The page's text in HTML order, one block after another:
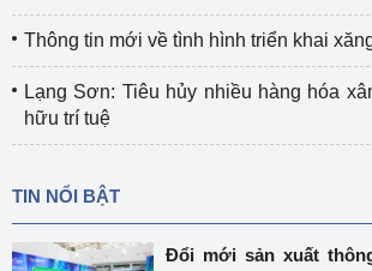
Thông tin mới về tình hình triển khai
Lạng Sơn: Tiêu hủy nhiều hàng hóa
hữu trí tuệ
TIN NỔI BẬT
Đổi mới sản xuất